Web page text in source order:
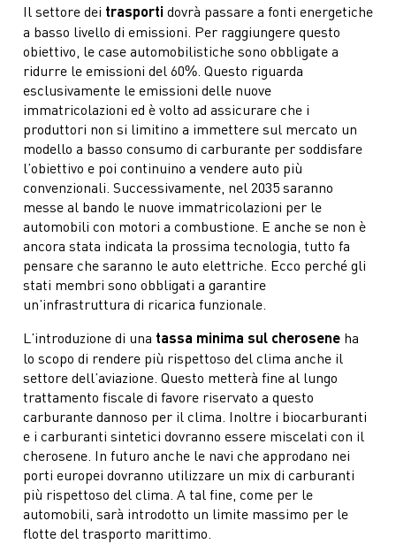
Il settore dei trasporti dovrà passare a fonti energetiche
a basso livello di emissioni. Per raggiungere questo
obiettivo, le case automobilistiche sono obbligate a
ridurre le emissioni del 60%. Questo riguarda
esclusivamente le emissioni delle nuove
immatricolazioni ed è volto ad assicurare che i
produttori non si limitino a immettere sul mercato un
modello a basso consumo di carburante per soddisfare
l’obiettivo e poi continuino a vendere auto più
convenzionali. Successivamente, nel 2035 saranno
messe al bando le nuove immatricolazioni per le
automobili con motori a combustione. E anche se non è
ancora stata indicata la prossima tecnologia, tutto fa
pensare che saranno le auto elettriche. Ecco perché gli
stati membri sono obbligati a garantire
un’infrastruttura di ricarica funzionale.
L’introduzione di una tassa minima sul cherosene ha
lo scopo di rendere più rispettoso del clima anche il
settore dell’aviazione. Questo metterà fine al lungo
trattamento fiscale di favore riservato a questo
carburante dannoso per il clima. Inoltre i biocarburanti
e i carburanti sintetici dovranno essere miscelati con il
cherosene. In futuro anche le navi che approdano nei
porti europei dovranno utilizzare un mix di carburanti
più rispettoso del clima. A tal fine, come per le
automobili, sarà introdotto un limite massimo per le
flotte del trasporto marittimo.